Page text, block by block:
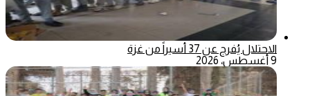
الاحتلال يُفرج عن 37 أسيراً من غزة
9 أغسطس، 2026